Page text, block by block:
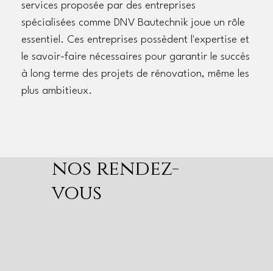
services proposée par des entreprises
spécialisées comme DNV Bautechnik joue un rôle
essentiel. Ces entreprises possèdent l'expertise et
le savoir-faire nécessaires pour garantir le succès
à long terme des projets de rénovation, même les
plus ambitieux.
nos rendez-
vous